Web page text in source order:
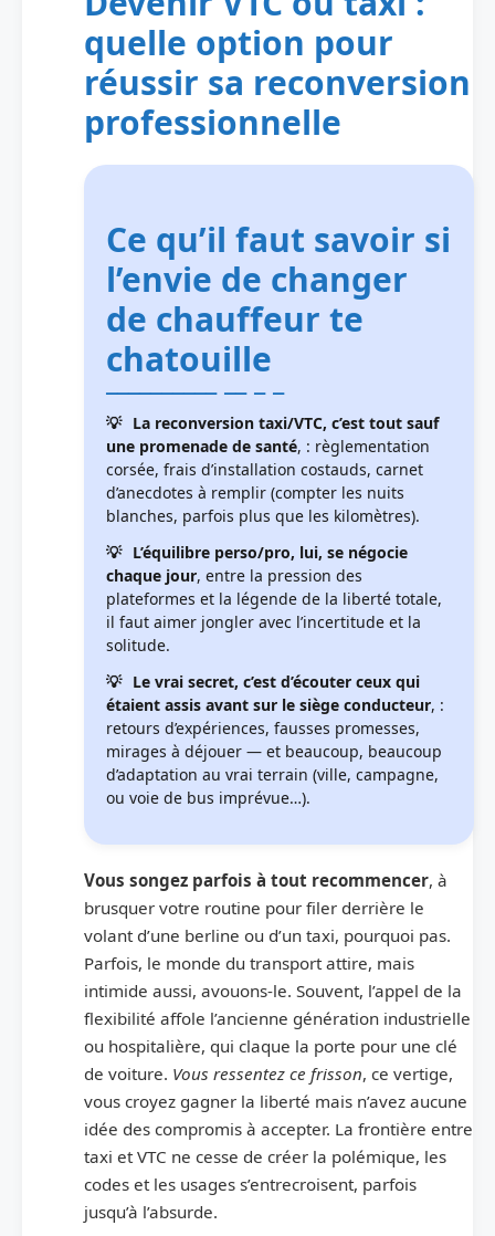
quelle option pour
réussir sa reconversion
professionnelle
Ce qu’il faut savoir si
l’envie de changer
de chauffeur te
chatouille
La reconversion taxi/VTC, c’est tout sauf
une promenade de santé, : règlementation
corsée, frais d’installation costauds, carnet
d’anecdotes à remplir (compter les nuits
blanches, parfois plus que les kilomètres).
L’équilibre perso/pro, lui, se négocie
chaque jour, entre la pression des
plateformes et la légende de la liberté totale,
il faut aimer jongler avec l’incertitude et la
solitude.
Le vrai secret, c’est d’écouter ceux qui
étaient assis avant sur le siège conducteur, :
retours d’expériences, fausses promesses,
mirages à déjouer — et beaucoup, beaucoup
d’adaptation au vrai terrain (ville, campagne,
ou voie de bus imprévue…).
Vous songez parfois à tout recommencer, à
brusquer votre routine pour filer derrière le
volant d’une berline ou d’un taxi, pourquoi pas.
Parfois, le monde du transport attire, mais
intimide aussi, avouons-le. Souvent, l’appel de la
flexibilité affole l’ancienne génération industrielle
ou hospitalière, qui claque la porte pour une clé
de voiture. Vous ressentez ce frisson, ce vertige,
vous croyez gagner la liberté mais n’avez aucune
idée des compromis à accepter. La frontière entre
taxi et VTC ne cesse de créer la polémique, les
codes et les usages s’entrecroisent, parfois
jusqu’à l’absurde.